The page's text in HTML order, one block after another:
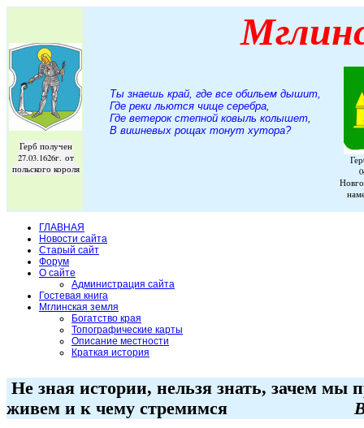
Герб получен
27.03.1626г. от
польского короля
Ты знаешь край, где все обильем дышит,
Где реки льются чище серебра,
Где ветерок степной ковыль колышет,
В вишневых рощах тонут хутора?
ГЛАВНАЯ
Новости сайта
Старый сайт
Форум
О сайте
Администрация сайта
Гостевая книга
Мглинская земля
Богатство края
Топографические карты
Описание местности
Краткая история
Не зная истории, нельзя знать, зачем мы
живем и к чему стремимся